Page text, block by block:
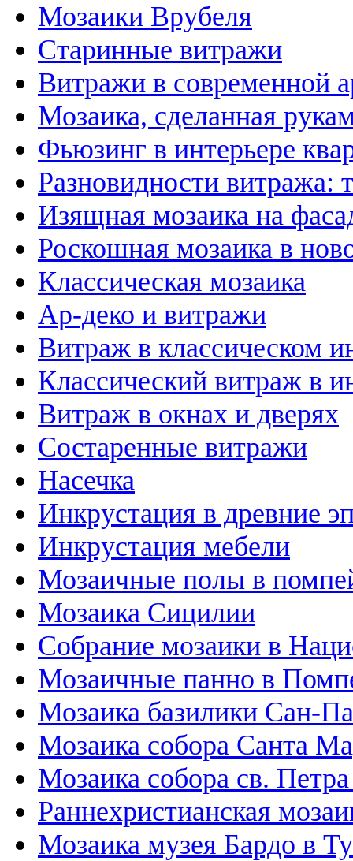
Мозаики Врубеля
Старинные витражи
Витражи в современной
Мозаика, сделанная
Фьюзинг в интерьере
Разновидности витража:
Изящная мозаика на
Роскошная мозаика в
Классическая мозаика
Ар-деко и витражи
Витраж в классическом
Классический витраж в
Витраж в окнах и дверях
Состаренные витражи
Насечка
Инкрустация в древние
Инкрустация мебели
Мозаичные полы в
Мозаика Сицилии
Собрание мозаики в
Мозаичные панно в
Мозаика базилики Сан-
Мозаика собора Санта
Мозаика собора св.
Раннехристианская
Мозаика музея Бардо в